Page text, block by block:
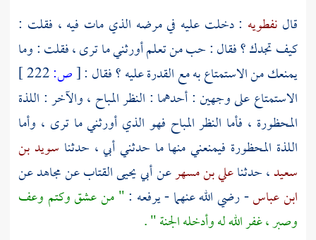
قال نفطويه : دخلت عليه في مرضه الذي مات فيه ، فقلت :
كيف تجدك ؟ فقال : حب من تعلم أورثني ما ترى ، فقلت : وما
يمنعك من الاستمتاع به مع القدرة عليه ؟ فقال :[ص:
الاستمتاع على وجهين : أحدهما : النظر المباح ، والآخر : اللذة
المحظورة ، فأما النظر المباح فهو الذي أورثني ما ترى ، وأما
اللذة المحظورة فيمنعني منها ما حدثني أبي ، حدثنا سويد بن
سعيد، حدثناعلي بن مسهرعنأبي يحيى القتابعنمجاهدعن
ابن عباس- رضي الله عنهما - يرفعه :" من عشق وكتم وعف
وصبر ، غفر الله له وأدخله الجنة " .